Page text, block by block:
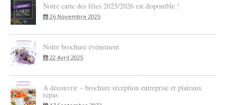
Notre carte des fêtes 2025/2026 est disponible !
26 Novembre 2025
Notre brochure événement
22 Avril 2025
A découvrir – brochure réception entreprise et plateaux
repas